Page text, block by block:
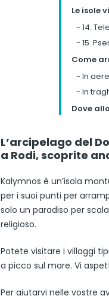
Le isole
- 14.
- 15.
Come
- In
- In
Dove
L’arcipelago del
a Rodi, scoprite
Kalymnos è un’isola
per i suoi punti per
solo un paradiso per
religioso.
Potete visitare i villaggi
a picco sul mare. Vi
Per aiutarvi nelle vostre